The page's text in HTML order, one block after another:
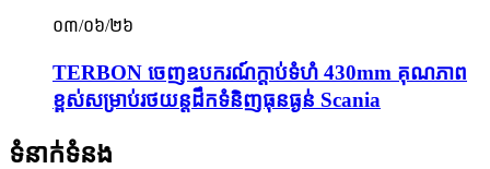
០៣/០៦/២៦
TERBON ចេញ​ឧបករណ៍​ក្ដាប់​ទំហំ 430mm គុណភាព​
ខ្ពស់​សម្រាប់​រថយន្ត​ដឹក​ទំនិញ​ធុន​ធ្ងន់ Scania
ទំនាក់ទំនង